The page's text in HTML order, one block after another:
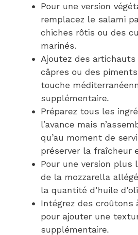
Pour une version
remplacez le salami
chiches rôtis ou des
marinés.
Ajoutez des artichauts
câpres ou des
touche
supplémentaire.
Préparez tous les
l’avance mais
qu’au moment de
préserver la fraîcheur
Pour une version plus
de la mozzarella
la quantité d’huile
Intégrez des croûtons
pour ajouter une
supplémentaire.